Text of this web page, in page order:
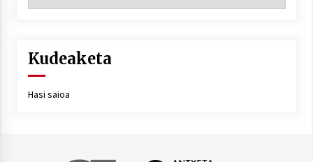
Kudeaketa
Hasi saioa